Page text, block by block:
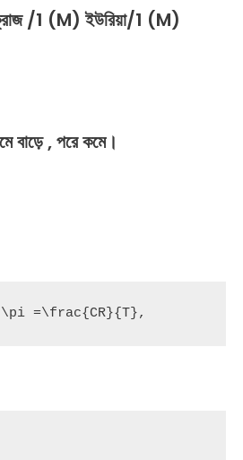
/1 (M)ইউরিয়া/1 (M)
বাড়ে,পরেকমে।
=\frac{CR}{T},